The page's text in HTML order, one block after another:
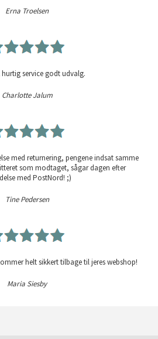
Erna Troelsen
hurtig service godt udvalg.
Charlotte Jalum
med returnering, pengene indsat samme
som modtaget, sågar dagen efter
med PostNord! ;)
Tine Pedersen
helt sikkert tilbage til jeres webshop!
Maria Siesby